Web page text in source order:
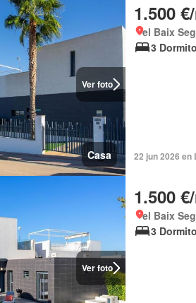
Ver foto
Casa
1.500
el Baix
3
22 jun 2026 en
Ver foto
1.500
el Baix
3